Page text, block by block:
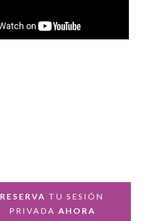
RESERVA TU SESIÓN
PRIVADA AHORA